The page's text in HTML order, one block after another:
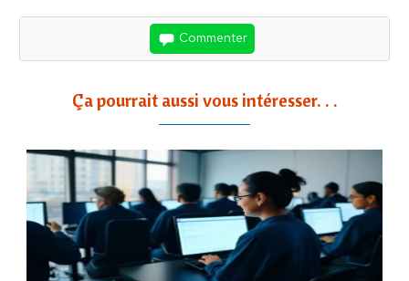
Commenter
Ça pourrait aussi vous intéresser. . .